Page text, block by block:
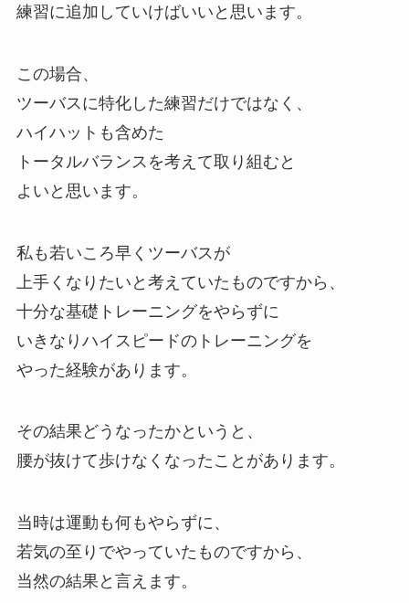
練習に追加していけばいいと思います。
この場合、
ツーバスに特化した練習だけではなく、
ハイハットも含めた
トータルバランスを考えて取り組むと
よいと思います。
私も若いころ早くツーバスが
上手くなりたいと考えていたものですから、
十分な基礎トレーニングをやらずに
いきなりハイスピードのトレーニングを
やった経験があります。
その結果どうなったかというと、
腰が抜けて歩けなくなったことがあります。
当時は運動も何もやらずに、
若気の至りでやっていたものですから、
当然の結果と言えます。